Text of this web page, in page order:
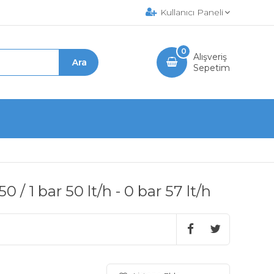
Kullanıcı Paneli
Alışveriş
Sepetim
0
/ 1 bar 50 lt/h - 0 bar 57 lt/h